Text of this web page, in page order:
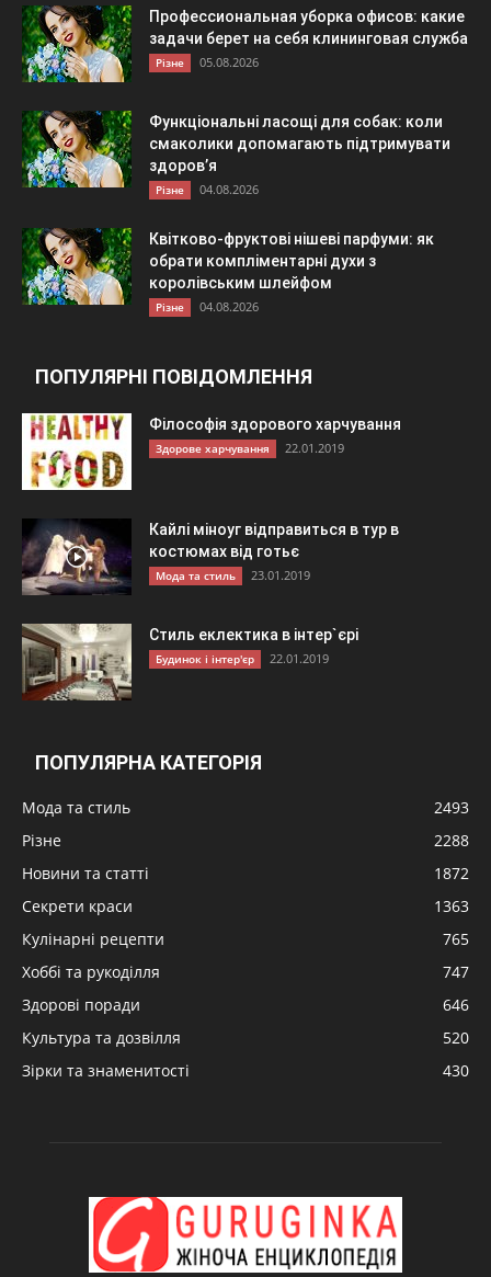
Профессиональная уборка офисов: какие
задачи берет на себя клининговая служба
Різне 05.08.2026
Функціональні ласощі для собак: коли
смаколики допомагають підтримувати
здоров’я
Різне 04.08.2026
Квітково-фруктові нішеві парфуми: як
обрати компліментарні духи з
королівським шлейфом
Різне 04.08.2026
ПОПУЛЯРНІ ПОВІДОМЛЕННЯ
Філософія здорового харчування
Здорове харчування 22.01.2019
Кайлі міноуг відправиться в тур в
костюмах від готьє
Мода та стиль 23.01.2019
Стиль еклектика в інтер`єрі
Будинок і інтер'єр 22.01.2019
ПОПУЛЯРНА КАТЕГОРІЯ
Мода та стиль
2493
Різне
2288
Новини та статті
1872
Секрети краси
1363
Кулінарні рецепти
765
Хоббі та рукоділля
747
Здорові поради
646
Культура та дозвілля
520
Зірки та знаменитості
430